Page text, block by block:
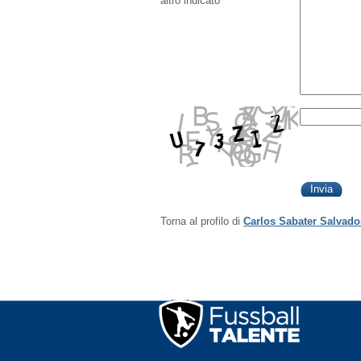
Torna al profilo di Carlos Sabater